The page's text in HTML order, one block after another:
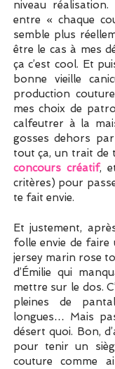
niveau
entre « chaque
semble plus
être le cas à mes
ça c’est cool. Et
bonne vieille
production
mes choix de
calfeutrer à la
gosses dehors
tout ça, un trait de
concours créatif,
critères) pour
te fait envie.
Et justement,
folle envie de
jersey marin rose
d’Émilie qui
mettre sur le dos.
pleines de
longues… Mais
désert quoi. Bon,
pour tenir un
couture comme